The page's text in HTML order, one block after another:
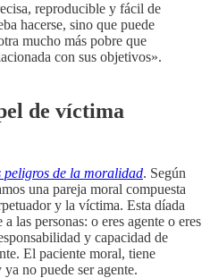
reproducible y fácil de
hacerse, sino que puede
mucho más pobre que
con sus objetivos».
de víctima
peligros de la moralidad. Según
una pareja moral compuesta
y la víctima. Esta díada
las personas: o eres agente o eres
y capacidad de
El paciente moral, tiene
no puede ser agente.